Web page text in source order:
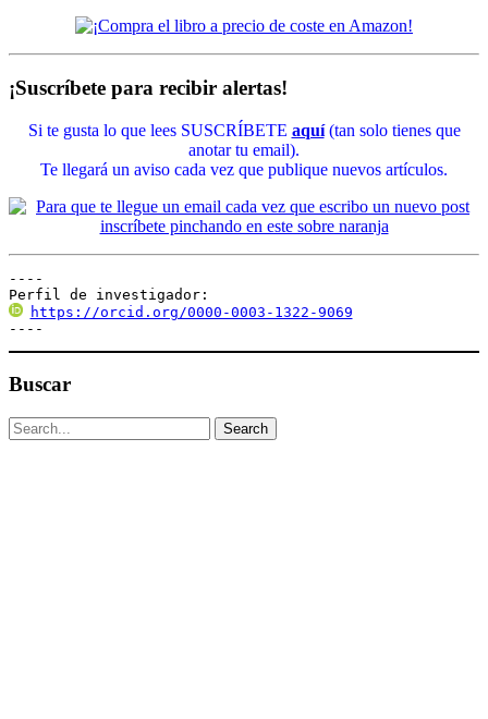
¡Suscríbete para recibir alertas!
Si te gusta lo que lees SUSCRÍBETE aquí(tan solo tienes que
anotar tu email).
Te llegará un aviso cada vez que publique nuevos artículos.
----
Perfil de investigador:
https://orcid.org/0000-0003-1322-9069
----
Buscar